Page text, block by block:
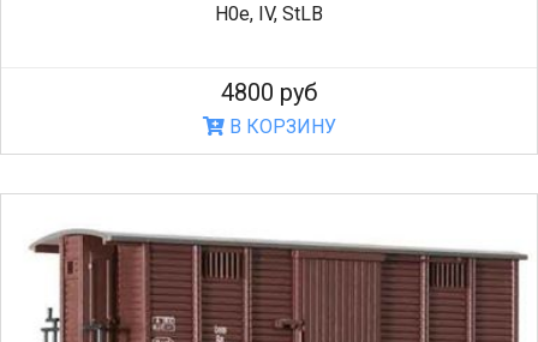
H0e, IV, StLB
4800 руб
В КОРЗИНУ